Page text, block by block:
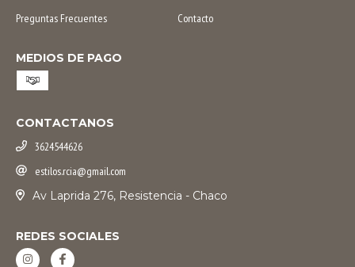
Preguntas Frecuentes Contacto
MEDIOS DE PAGO
CONTACTANOS
3624544626
estilos.rcia@gmail.com
Av Laprida 276, Resistencia - Chaco
REDES SOCIALES